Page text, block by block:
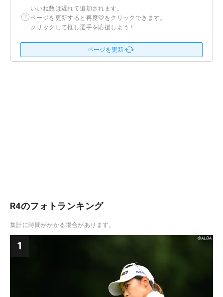
いいね数は遅れて追加されます。
ページを更新すると再度♡をクリックできます。
クリックして推し選手を応援しよう！
ページを更新
R4のフォトランキング
集計に時間がかかる場合があります。
1